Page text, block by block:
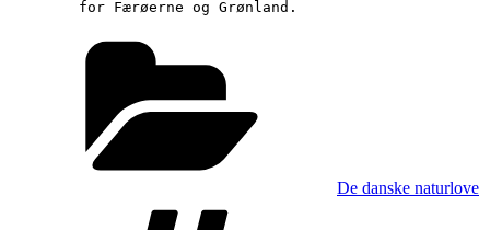
De danske naturlove